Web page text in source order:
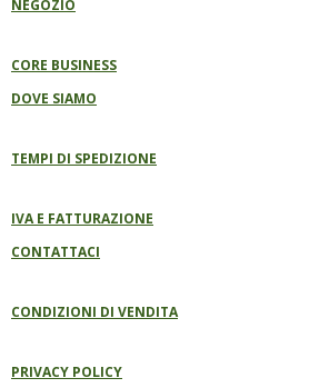
O
K
NEGOZIO
CORE BUSINESS
DOVE SIAMO
TEMPI DI SPEDIZIONE
IVA E FATTURAZIONE
CONTATTACI
CONDIZIONI DI VENDITA
PRIVACY POLICY